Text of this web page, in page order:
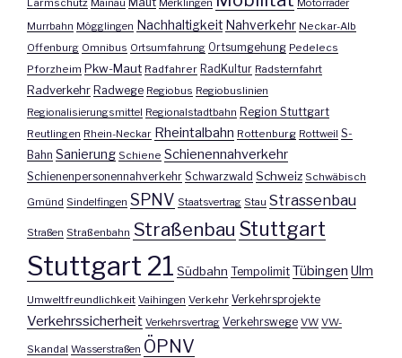
Murrbahn Mögglingen Nachhaltigkeit Nahverkehr Neckar-Alb
Offenburg Omnibus Ortsumfahrung Ortsumgehung Pedelecs
Pforzheim Pkw-Maut Radfahrer RadKultur Radsternfahrt
Radverkehr Radwege Regiobus Regiobuslinien
Regionalisierungsmittel Regionalstadtbahn Region Stuttgart
Reutlingen Rhein-Neckar Rheintalbahn Rottenburg Rottweil S-
Bahn Sanierung Schiene Schienennahverkehr
Schienenpersonennahverkehr Schwarzwald Schweiz Schwäbisch
Gmünd Sindelfingen SPNV Staatsvertrag Stau Strassenbau
Straßen Straßenbahn Straßenbau Stuttgart
Stuttgart 21 Südbahn Tempolimit Tübingen Ulm
Umweltfreundlichkeit Vaihingen Verkehr Verkehrsprojekte
Verkehrssicherheit Verkehrsvertrag Verkehrswege VW VW-
Skandal Wasserstraßen ÖPNV